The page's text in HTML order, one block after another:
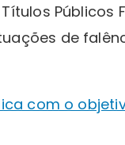
Públicos
de
com o